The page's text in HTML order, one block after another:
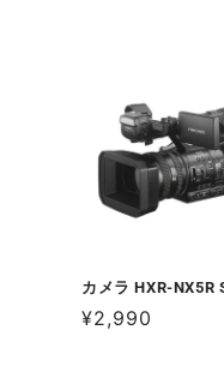
カメラ HXR-NX5R
通
¥2,990